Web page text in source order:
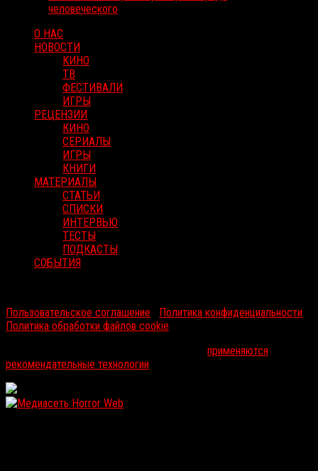
человеческого
О НАС
НОВОСТИ
КИНО
ТВ
ФЕСТИВАЛИ
ИГРЫ
РЕЦЕНЗИИ
КИНО
СЕРИАЛЫ
ИГРЫ
КНИГИ
МАТЕРИАЛЫ
СТАТЬИ
СПИСКИ
ИНТЕРВЬЮ
ТЕСТЫ
ПОДКАСТЫ
СОБЫТИЯ
Пользовательское соглашение
Политика конфиденциальности
Политика обработки файлов cookie
применяются
рекомендательные технологии